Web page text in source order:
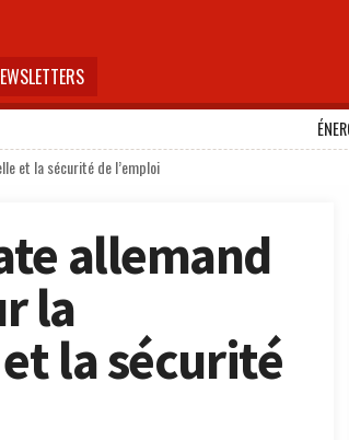
et la sécurité de l’emploi
allemand
la
la sécurité